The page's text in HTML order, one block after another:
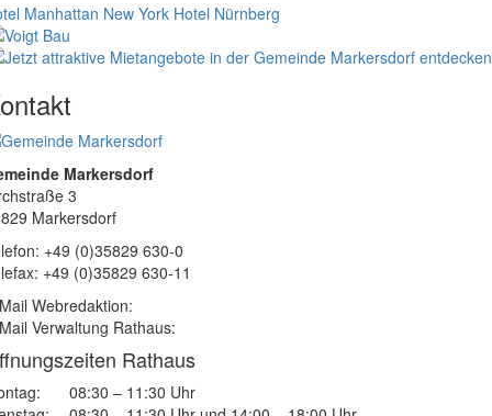
Manhattan New York Hotel Nürnberg
Markersdorf
3
Markersdorf
+49 (0)35829 630-0
+49 (0)35829 630-11
Webredaktion:
Verwaltung Rathaus:
Rathaus
08:30 – 11:30 Uhr